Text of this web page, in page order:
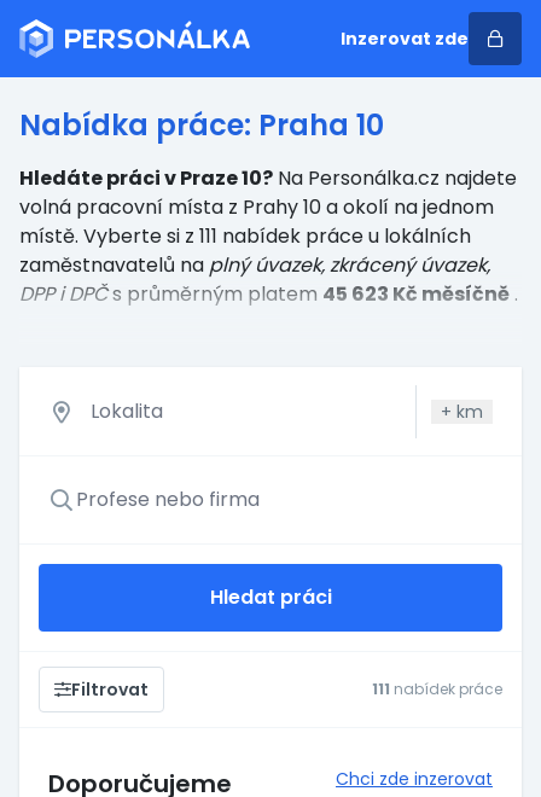
Inzerovat zde
Nabídka práce: Praha 10
Hledáte práci v Praze 10? Na Personálka.cz najdete
volná pracovní místa z Prahy 10 a okolí na jednom
místě. Vyberte si z 111 nabídek práce u lokálních
zaměstnavatelů na plný úvazek, zkrácený úvazek,
DPP i DPČs průměrným platem 45 623 Kč měsíčně .
+ km
Hledat práci
Filtrovat 111 nabídek práce
Doporučujeme Chci zde inzerovat